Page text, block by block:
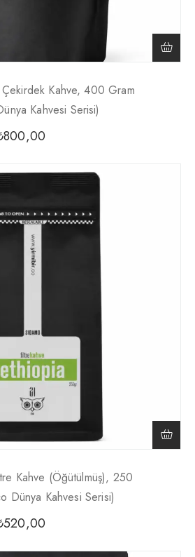
Kahve, 400 Gram
Kahvesi Serisi)
800,00
Kahve (Öğütülmüş), 250
Dünya Kahvesi Serisi)
520,00